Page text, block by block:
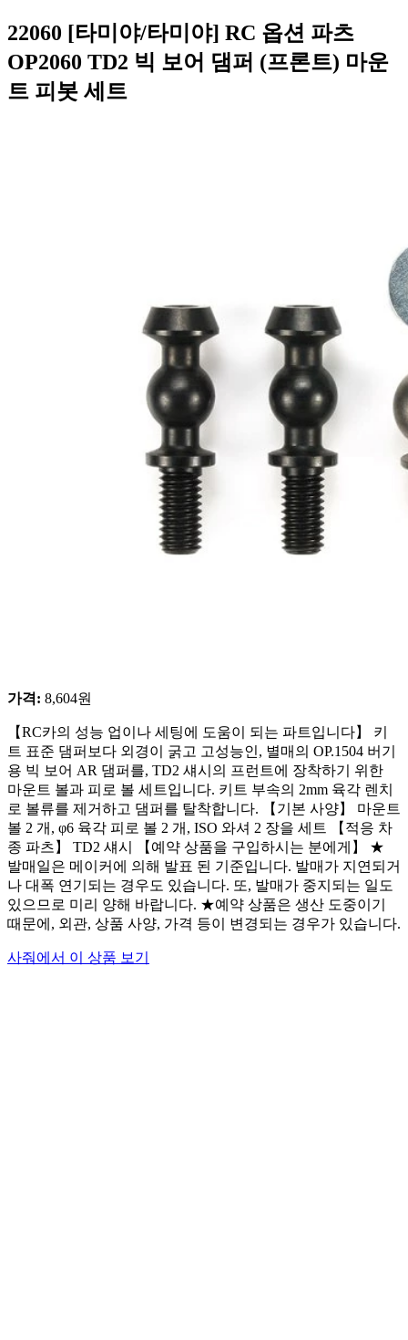
22060 [타미야/타미야] RC 옵션 파츠
OP2060 TD2 빅 보어 댐퍼 (프론트) 마운
트 피봇 세트
가격: 8,604원
【RC카의 성능 업이나 세팅에 도움이 되는 파트입니다】 키
트 표준 댐퍼보다 외경이 굵고 고성능인, 별매의 OP.1504 버기
용 빅 보어 AR 댐퍼를, TD2 섀시의 프런트에 장착하기 위한
마운트 볼과 피로 볼 세트입니다. 키트 부속의 2mm 육각 렌치
로 볼류를 제거하고 댐퍼를 탈착합니다. 【기본 사양】 마운트
볼 2 개, φ6 육각 피로 볼 2 개, ISO 와셔 2 장을 세트 【적응 차
종 파츠】 TD2 섀시 【예약 상품을 구입하시는 분에게】 ★
발매일은 메이커에 의해 발표 된 기준입니다. 발매가 지연되거
나 대폭 연기되는 경우도 있습니다. 또, 발매가 중지되는 일도
있으므로 미리 양해 바랍니다. ★예약 상품은 생산 도중이기
때문에, 외관, 상품 사양, 가격 등이 변경되는 경우가 있습니다.
사줘에서 이 상품 보기